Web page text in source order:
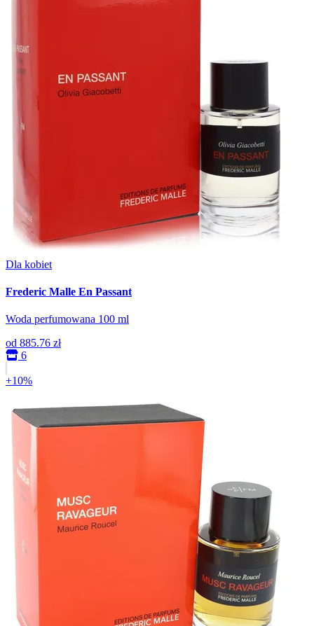
Dla kobiet
Frederic Malle En Passant
Woda perfumowana 100 ml
od 885.76 zł
6
+10%